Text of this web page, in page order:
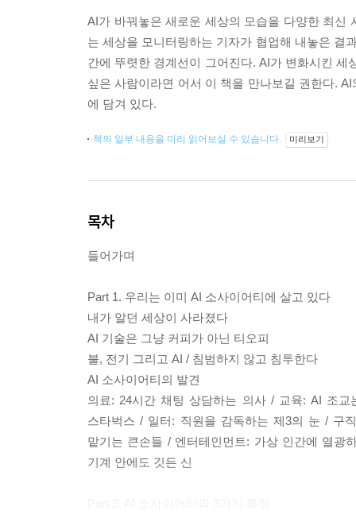
AI가 바꿔놓은 새로운 세상의 모습을 다양한 최신
는 세상을 모니터링하는 기자가 협업해 내놓은 결
간에 뚜렷한 경계선이 그어진다. AI가 변화시킨
싶은 사람이라면 어서 이 책을 만나보길 권한다.
에 담겨 있다.
책의 일부 내용을 미리 읽어보실 수 있습니다. 미리보기
목차
들어가며
Part 1. 우리는 이미 AI 소사이어티에 살고 있다
내가 알던 세상이 사라졌다
AI 기술은 그냥 커피가 아닌 티오피
불, 전기 그리고 AI / 침범하지 않고 침투한다
AI 소사이어티의 발견
의료: 24시간 채팅 상담하는 의사 / 교육: AI 조
스타벅스 / 일터: 직원을 감독하는 제3의 눈 / 구
맡기는 큰손들 / 엔터테인먼트: 가상 인간에 열광
기계 안에도 깃든 신